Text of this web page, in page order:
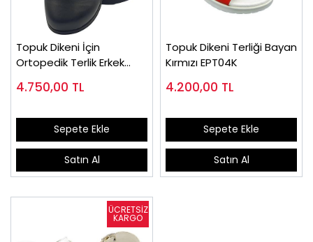
Topuk Dikeni İçin
Ortopedik Terlik Erkek
4.750,00 TL
Sepete Ekle
Satın Al
Topuk Dikeni Terliği Bayan
Kırmızı EPT04K
4.200,00 TL
Sepete Ekle
Satın Al